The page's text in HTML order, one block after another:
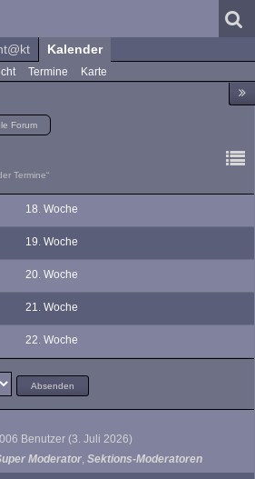
Kalender
Termine Karte
Forum
Termine“
18. Woche
19. Woche
20. Woche
21. Woche
22. Woche
Absenden
Benutzer (3. Juli 2026)
Moderator Sektions-Moderatoren